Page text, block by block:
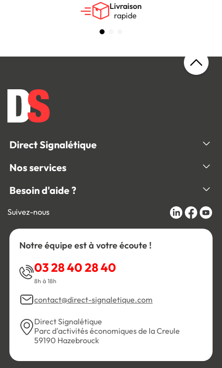
Livraison
rapide
Direct Signalétique
Nos services
Besoin d'aide ?
Suivez-nous
Notre équipe est à votre écoute !
03 28 40 28 40
8h à 18h
contact@direct-signaletique.com
Direct Signalétique
Parc d'activités économiques de la Creule
59190 Hazebrouck